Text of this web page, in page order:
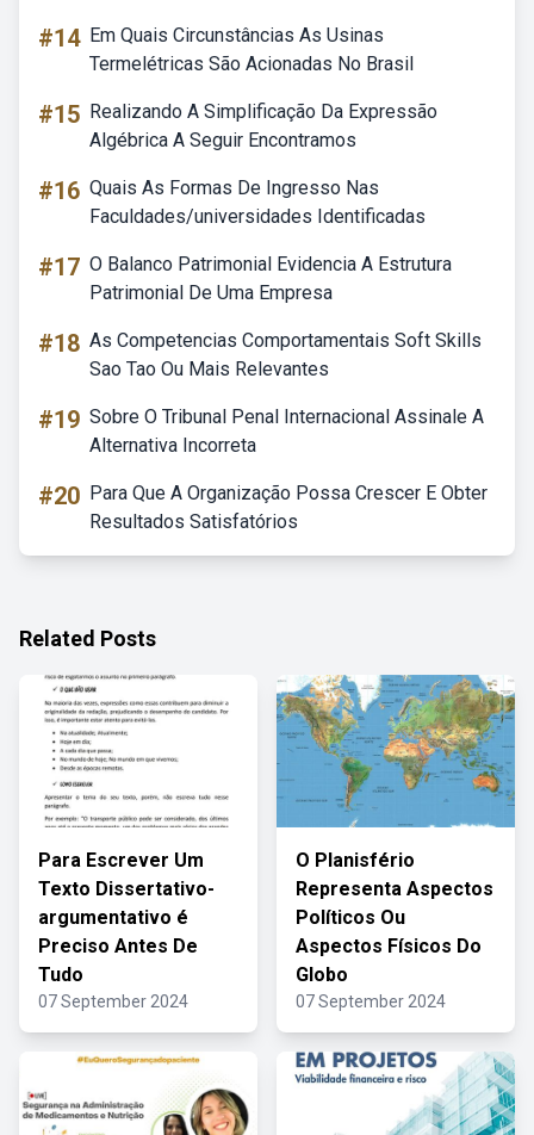
#14 Em Quais Circunstâncias As Usinas
Termelétricas São Acionadas No Brasil
#15 Realizando A Simplificação Da Expressão
Algébrica A Seguir Encontramos
#16 Quais As Formas De Ingresso Nas
Faculdades/universidades Identificadas
#17 O Balanco Patrimonial Evidencia A Estrutura
Patrimonial De Uma Empresa
#18 As Competencias Comportamentais Soft Skills
Sao Tao Ou Mais Relevantes
#19 Sobre O Tribunal Penal Internacional Assinale A
Alternativa Incorreta
#20 Para Que A Organização Possa Crescer E Obter
Resultados Satisfatórios
Related Posts
Para Escrever Um
Texto Dissertativo-
argumentativo é
Preciso Antes De
Tudo
07 September 2024
O Planisfério
Representa Aspectos
Políticos Ou
Aspectos Físicos Do
Globo
07 September 2024